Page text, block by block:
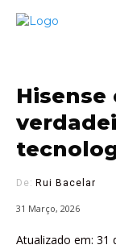
Hisense
De: Rui Bacelar
31 Março, 2026
Atualizado em: 31